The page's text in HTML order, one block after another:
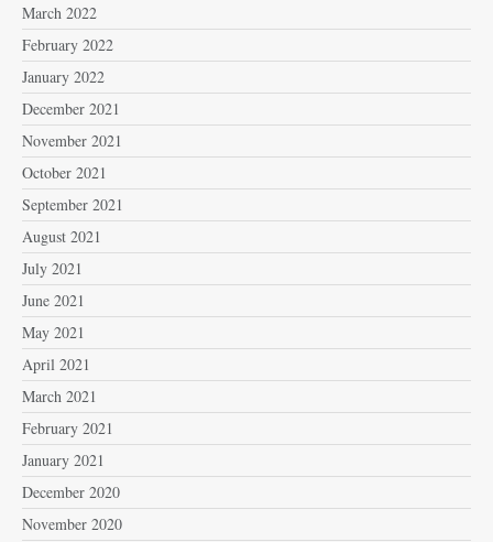
March 2022
February 2022
January 2022
December 2021
November 2021
October 2021
September 2021
August 2021
July 2021
June 2021
May 2021
April 2021
March 2021
February 2021
January 2021
December 2020
November 2020